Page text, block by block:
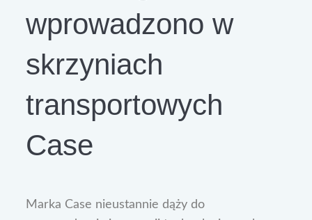
wprowadzono w
skrzyniach
transportowych
Case
Marka Case nieustannie dąży do